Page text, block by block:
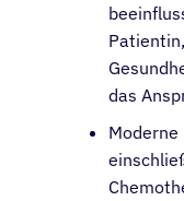
das